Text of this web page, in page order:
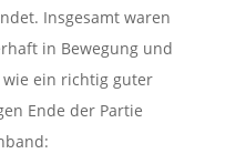
Insgesamt waren
in Bewegung und
ein richtig guter
Ende der Partie